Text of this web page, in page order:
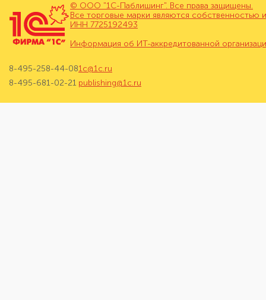
© ООО "1С-Паблишинг". Все права защищены.
Все торговые марки являются собственностью
ИНН 7725192493
Информация об ИТ-аккредитованной
8-495-258-44-08
8-495-681-02-21
1c@1c.ru
publishing@1c.ru